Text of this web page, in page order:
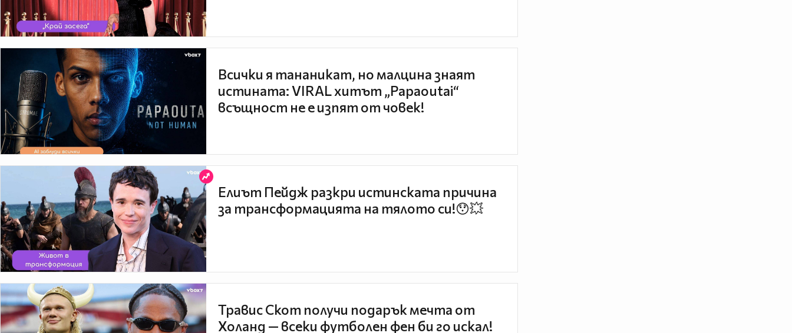
Всички я тананикат, но малцина знаят
истината: VIRAL хитът „Papaoutai“
всъщност не е изпят от човек!
Елиът Пейдж разкри истинската причина
за трансформацията на тялото си!😯💥
Травис Скот получи подарък мечта от
Холанд — всеки футболен фен би го искал!